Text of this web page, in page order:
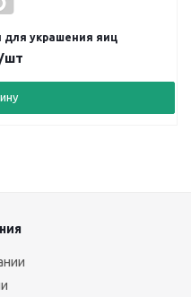
для украшения яиц
/шт